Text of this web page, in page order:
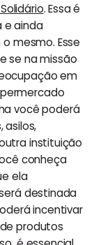
. Essa é
e ainda
mesmo. Esse
se na missão
em
você poderá
asilos,
instituição
conheça
ela
destinada
incentivar
produtos